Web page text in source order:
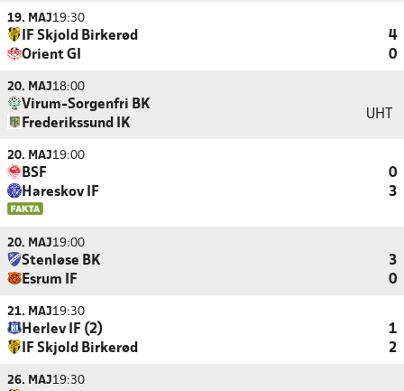
19. MAJ19:30
IF Skjold Birkerød
4
Orient GI
0
20. MAJ18:00
Virum-Sorgenfri BK
Frederikssund IK
UHT
20. MAJ19:00
BSF
0
Hareskov IF
3
20. MAJ19:00
Stenløse BK
3
Esrum IF
0
21. MAJ19:30
Herlev IF (2)
1
IF Skjold Birkerød
2
26. MAJ19:30